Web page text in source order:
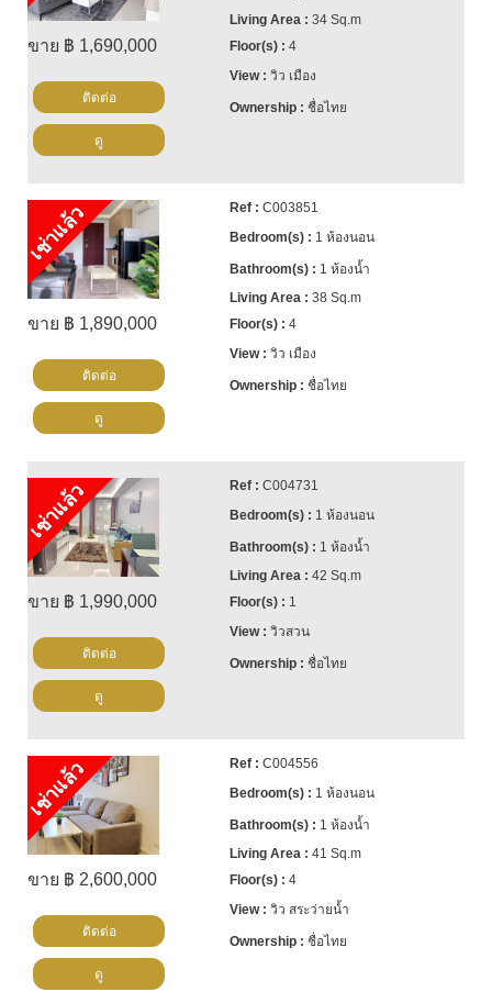
ขาย ฿ 1,690,000
34 Sq.m
4
วิว เมือง
ชื่อไทย
ติดต่อ
ดู
เช่าแล้ว
ขาย ฿ 1,890,000
C003851
1 ห้องนอน
1 ห้องน้ำ
38 Sq.m
4
วิว เมือง
ชื่อไทย
ติดต่อ
ดู
เช่าแล้ว
ขาย ฿ 1,990,000
C004731
1 ห้องนอน
1 ห้องน้ำ
42 Sq.m
1
วิวสวน
ชื่อไทย
ติดต่อ
ดู
เช่าแล้ว
ขาย ฿ 2,600,000
C004556
1 ห้องนอน
1 ห้องน้ำ
41 Sq.m
4
วิว สระว่ายน้ำ
ชื่อไทย
ติดต่อ
ดู